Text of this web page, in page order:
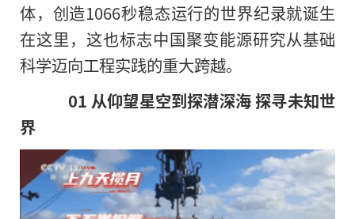
体，创造1066秒稳态运行的世界纪录就诞生
在这里，这也标志中国聚变能源研究从基础
科学迈向工程实践的重大跨越。
01从仰望星空到探潜深海 探寻未知世
界